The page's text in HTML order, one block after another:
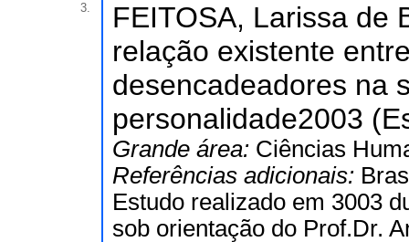
3.
FEITOSA, Larissa de
relação existente
desencadeadores na
personalidade2003
Grande área: Ciências
Referências adicionais:
Estudo realizado em 3003
sob orientação do Prof.Dr.